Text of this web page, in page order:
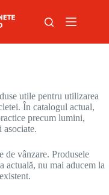
utile pentru utilizarea
În catalogul actual,
precum lumini,
de vânzare. Produsele
actuală, nu mai aducem la